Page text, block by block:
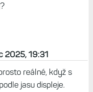
2025, 19:31
reálné, když s
jasu displeje.